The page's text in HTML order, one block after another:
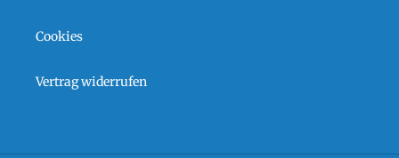
Cookies
Vertrag widerrufen